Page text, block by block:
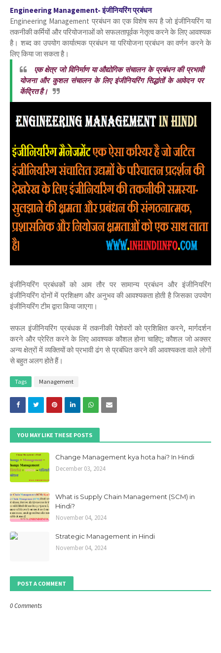
Engineering Management- इंजीनियरिंग प्रबंधन
Engineering Management प्रबंधन का एक विशेष रूप है जो इंजीनियरिंग या
तकनीकी कर्मियों और परियोजनाओं को सफलतापूर्वक नेतृत्व करने के लिए आवश्यक
है। शब्द का उपयोग कार्यात्मक प्रबंधन या परियोजना प्रबंधन का वर्णन करने के
लिए किया जा सकता है।
एक क्षेत्र जो विनिर्माण या औद्योगिक संचालन के प्रबंधन की प्रभावी
योजना और कुशल संचालन के लिए इंजीनियरिंग सिद्धांतों के आवेदन पर
केंद्रित है।
इंजीनियरिंग प्रबंधकों को आम तौर पर सामान्य प्रबंधन और इंजीनियरिंग
इंजीनियरिंग दोनों में प्रशिक्षण और अनुभव की आवश्यकता होती है जिसका उपयोग
इंजीनियरिंग टीम द्वारा किया जाएगा।
सफल इंजीनियरिंग प्रबंधक में तकनीकी पेशेवरों को प्रशिक्षित करने, मार्गदर्शन
करने और प्रेरित करने के लिए आवश्यक कौशल होना चाहिए; कौशल जो अक्सर
अन्य क्षेत्रों में व्यक्तियों को प्रभावी ढंग से प्रबंधित करने की आवश्यकता वाले लोगों
से बहुत अलग होते हैं।
Tags Management
YOU MAY LIKE THESE POSTS
Change Management kya hota hai? In Hindi
December 03, 2024
What is Supply Chain Management (SCM) in
Hindi?
November 04, 2024
Strategic Management in Hindi
November 04, 2024
POST A COMMENT
0 Comments